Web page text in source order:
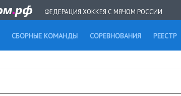
ФЕДЕРАЦИЯ ХОККЕЯ С МЯЧОМ РОССИИ
СБОРНЫЕ КОМАНДЫ СОРЕВНОВАНИЯ РЕЕСТР